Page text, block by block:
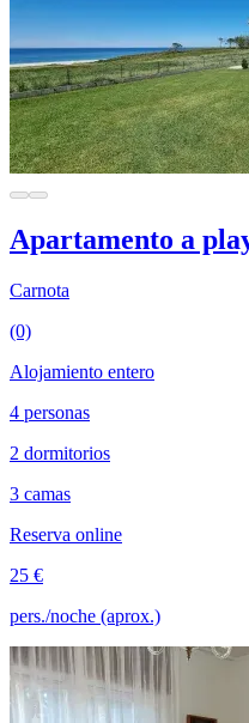
Apartamento a
Carnota
(0)
Alojamiento entero
4 personas
2 dormitorios
3 camas
Reserva online
25 €
pers./noche (aprox.)